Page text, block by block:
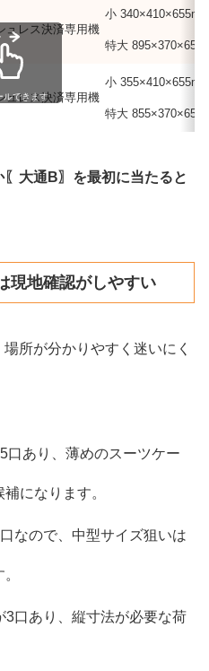
ュレス決済専用機
小
特大
ュレス決済専用機
小
特大
ルできます
大通B〗を最初に当たると
現地確認がしやすい
所が分かりやすく迷いにく
口あり、薄めのスーツケー
になります。
なので、中型サイズ狙いは
3口あり、縦寸法が必要な荷